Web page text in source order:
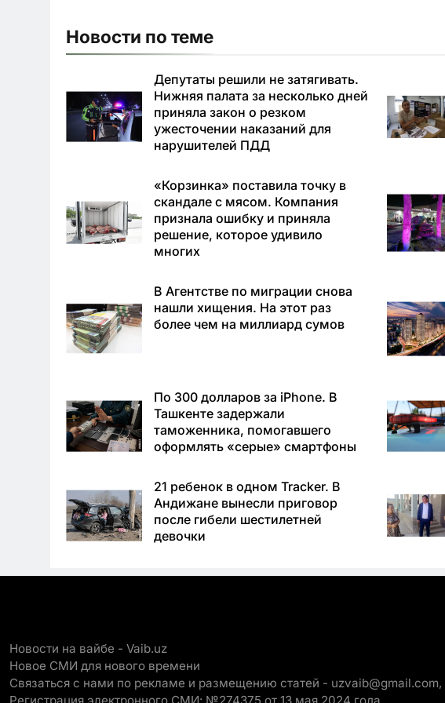
Новости по теме
Депутаты решили не затягивать.
Нижняя палата за несколько дней
приняла закон о резком
ужесточении наказаний для
нарушителей ПДД
«Корзинка» поставила точку в
скандале с мясом. Компания
признала ошибку и приняла
решение, которое удивило
многих
В Агентстве по миграции снова
нашли хищения. На этот раз
более чем на миллиард сумов
По 300 долларов за iPhone. В
Ташкенте задержали
таможенника, помогавшего
оформлять «серые» смартфоны
21 ребенок в одном Tracker. В
Андижане вынесли приговор
после гибели шестилетней
девочки
Новости на вайбе - Vaib.uz
Новое СМИ для нового времени
Связаться с нами по рекламе и размещению статей - uzvaib@gmail.com,